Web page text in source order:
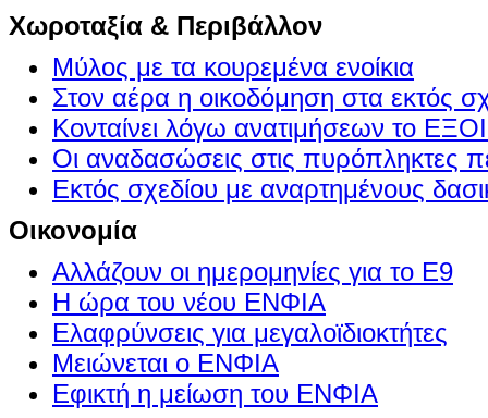
Χωροταξία & Περιβάλλον
Μύλος με τα κουρεμένα ενοίκια
Στον αέρα η οικοδόμηση στα εκτός
Κονταίνει λόγω ανατιμήσεων το
Οι αναδασώσεις στις πυρόπληκτες
Εκτός σχεδίου με αναρτημένους
Οικονομία
Αλλάζουν οι ημερομηνίες για το Ε9
Η ώρα του νέου ΕΝΦΙΑ
Ελαφρύνσεις για μεγαλοϊδιοκτήτες
Μειώνεται ο ΕΝΦΙΑ
Εφικτή η μείωση του ΕΝΦΙΑ